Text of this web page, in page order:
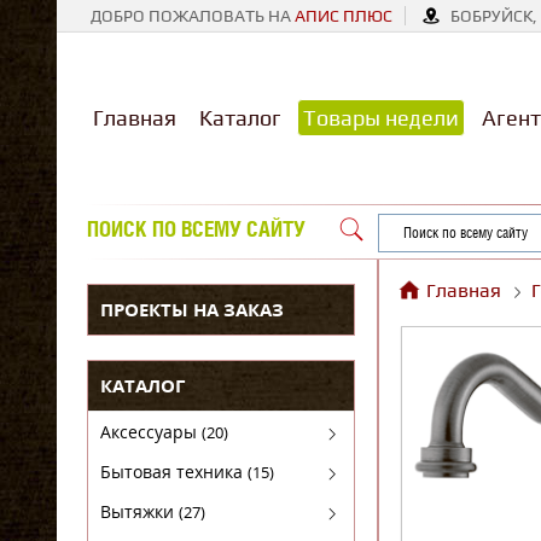
ДОБРО ПОЖАЛОВАТЬ НААПИС ПЛЮС
Главная Каталог Товары недели
ПОИСК ПО ВСЕМУ САЙТУ
ПРОЕКТЫ НА ЗАКАЗ
КАТАЛОГ
Аксессуары (20)
Аксессуары для бытовой техники
Бытовая техника (15)
Духовые шкафы
Вытяжки (27)
Главная